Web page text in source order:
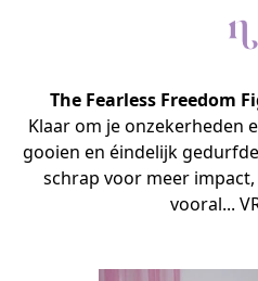
The Fearless Freedom
Klaar om je onzekerheden
gooien en éindelijk
schrap voor meer
vooral...